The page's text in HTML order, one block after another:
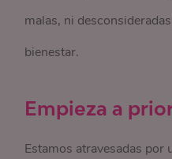
malas, ni
bienestar.
Empieza a
Estamos atravesadas